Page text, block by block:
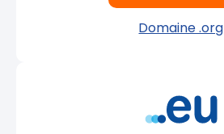
Domaine .org